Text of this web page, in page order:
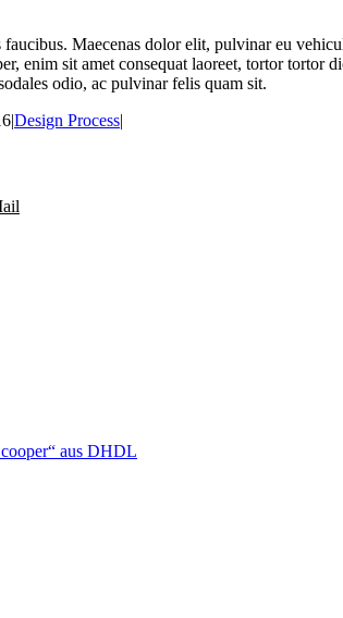
Maecenas dolor elit, pulvinar eu
enim sit amet consequat laoreet, tortor tortor
odio, ac pulvinar felis quam sit.
|Design Process|
aus DHDL